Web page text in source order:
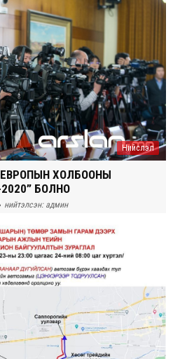
Нийслэл
ХОЛБООНЫ
БОЛНО
нийтэлсэн: админ